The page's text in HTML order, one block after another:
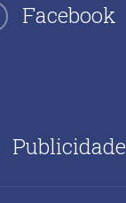
Facebook
Publicidade